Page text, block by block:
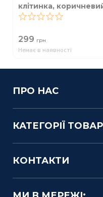
клітинка,
299 грн
Немає в наявності
ПРО НАС
КАТЕГОРІЇ
КОНТАКТИ